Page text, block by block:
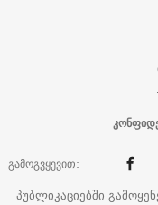
გამოგვყევით:
პუბლიკაციებში